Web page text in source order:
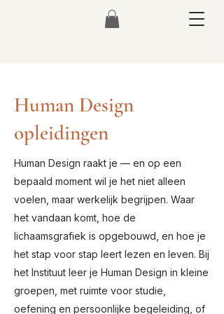
Human Design
opleidingen
Human Design raakt je — en op een
bepaald moment wil je het niet alleen
voelen, maar werkelijk begrijpen. Waar
het vandaan komt, hoe de
lichaamsgrafiek is opgebouwd, en hoe je
het stap voor stap leert lezen en leven. Bij
het Instituut leer je Human Design in kleine
groepen, met ruimte voor studie,
oefening en persoonlijke begeleiding, of